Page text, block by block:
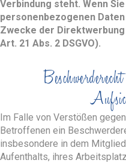
Verbindung steht. Wenn
personenbezogenen
Zwecke der
Art. 21 Abs. 2 DSGVO).
Im Falle von Verstößen
Betroffenen ein
insbesondere in dem
Aufenthalts, ihres